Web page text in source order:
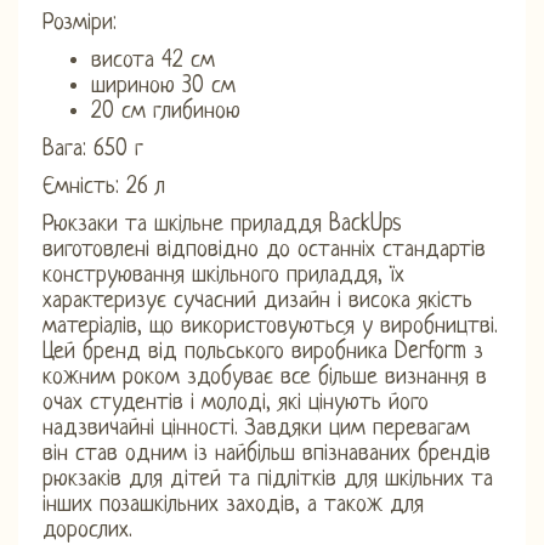
Розміри:
висота 42 см
шириною 30 см
20 см глибиною
Вага: 650 г
Ємність: 26 л
Рюкзаки та шкільне приладдя BackUps
виготовлені відповідно до останніх стандартів
конструювання шкільного приладдя, їх
характеризує сучасний дизайн і висока якість
матеріалів, що використовуються у виробництві.
Цей бренд від польського виробника Derform з
кожним роком здобуває все більше визнання в
очах студентів і молоді, які цінують його
надзвичайні цінності. Завдяки цим перевагам
він став одним із найбільш впізнаваних брендів
рюкзаків для дітей та підлітків для шкільних та
інших позашкільних заходів, а також для
дорослих.